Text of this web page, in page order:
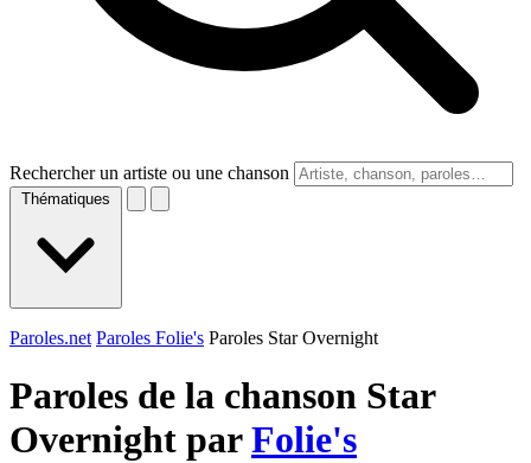
Rechercher un artiste ou une chanson
Thématiques
Paroles.net Paroles Folie's Paroles Star Overnight
Paroles de la chanson Star
Overnight parFolie's